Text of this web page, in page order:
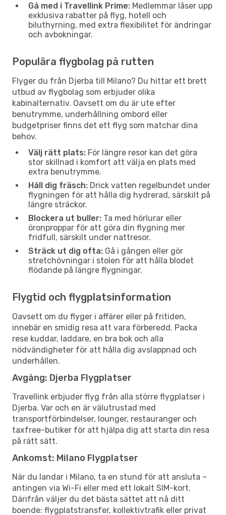
Gå med i Travellink Prime: Medlemmar låser upp
exklusiva rabatter på flyg, hotell och
biluthyrning, med extra flexibilitet för ändringar
och avbokningar.
Populära flygbolag på rutten
Flyger du från Djerba till Milano? Du hittar ett brett
utbud av flygbolag som erbjuder olika
kabinalternativ. Oavsett om du är ute efter
benutrymme, underhållning ombord eller
budgetpriser finns det ett flyg som matchar dina
behov.
Välj rätt plats: För längre resor kan det göra
stor skillnad i komfort att välja en plats med
extra benutrymme.
Håll dig fräsch: Drick vatten regelbundet under
flygningen för att hålla dig hydrerad, särskilt på
längre sträckor.
Blockera ut buller: Ta med hörlurar eller
öronproppar för att göra din flygning mer
fridfull, särskilt under nattresor.
Sträck ut dig ofta: Gå i gången eller gör
stretchövningar i stolen för att hålla blodet
flödande på längre flygningar.
Flygtid och flygplatsinformation
Oavsett om du flyger i affärer eller på fritiden,
innebär en smidig resa att vara förberedd. Packa
rese kuddar, laddare, en bra bok och alla
nödvändigheter för att hålla dig avslappnad och
underhållen.
Avgång: Djerba Flygplatser
Travellink erbjuder flyg från alla större flygplatser i
Djerba. Var och en är välutrustad med
transportförbindelser, lounger, restauranger och
taxfree-butiker för att hjälpa dig att starta din resa
på rätt sätt.
Ankomst: Milano Flygplatser
När du landar i Milano, ta en stund för att ansluta –
antingen via Wi-Fi eller med ett lokalt SIM-kort.
Därifrån väljer du det bästa sättet att nå ditt
boende: flygplatstransfer, kollektivtrafik eller privat